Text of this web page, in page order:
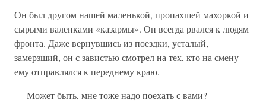
Он был другом нашей маленькой, пропахшей махоркой и
сырыми валенками «казармы». Он всегда рвался к людям
фронта. Даже вернувшись из поездки, усталый,
замерзший, он с завистью смотрел на тех, кто на смену
ему отправлялся к переднему краю.
— Может быть, мне тоже надо поехать с вами?